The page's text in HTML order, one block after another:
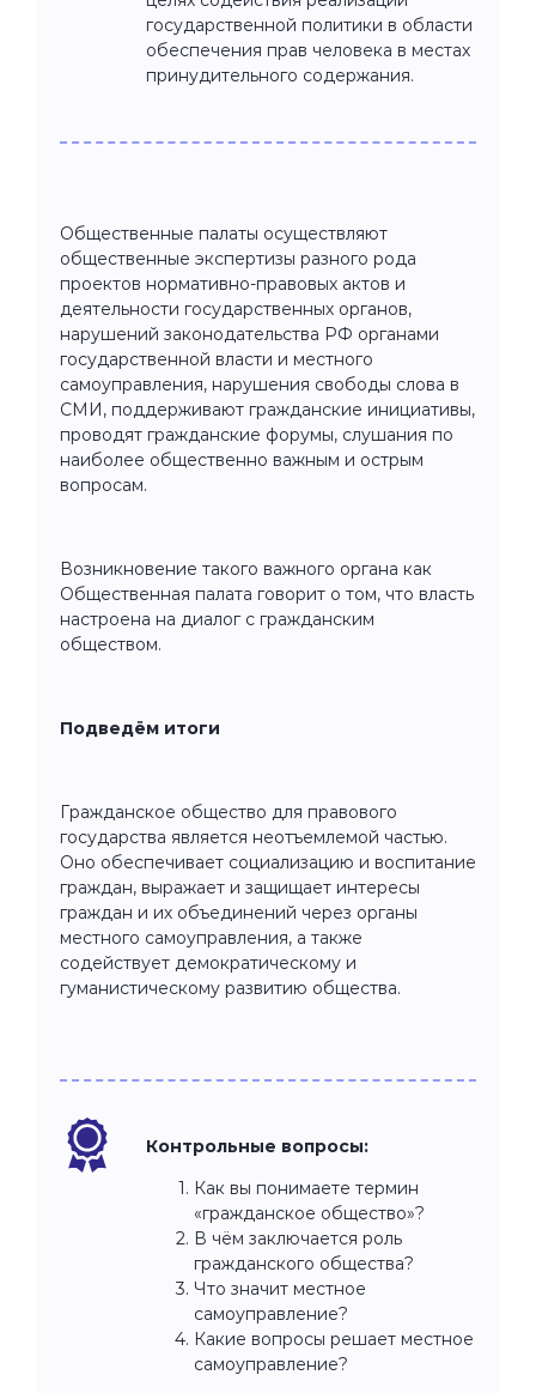
государственной политики в области
обеспечения прав человека в местах
принудительного содержания.
Общественные палаты осуществляют
общественные экспертизы разного рода
проектов нормативно-правовых актов и
деятельности государственных органов,
нарушений законодательства РФ органами
государственной власти и местного
самоуправления, нарушения свободы слова в
СМИ, поддерживают гражданские инициативы,
проводят гражданские форумы, слушания по
наиболее общественно важным и острым
вопросам.
Возникновение такого важного органа как
Общественная палата говорит о том, что власть
настроена на диалог с гражданским
обществом.
Подведём итоги
Гражданское общество для правового
государства является неотъемлемой частью.
Оно обеспечивает социализацию и воспитание
граждан, выражает и защищает интересы
граждан и их объединений через органы
местного самоуправления, а также
содействует демократическому и
гуманистическому развитию общества.
Контрольные вопросы:
Как вы понимаете термин
«гражданское общество»?
В чём заключается роль
гражданского общества?
Что значит местное
самоуправление?
Какие вопросы решает местное
самоуправление?